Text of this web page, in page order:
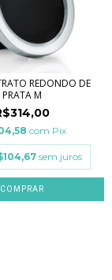
REDONDO DE
PRATA M
com Pix
sem juros